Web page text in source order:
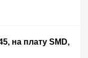
на плату SMD,